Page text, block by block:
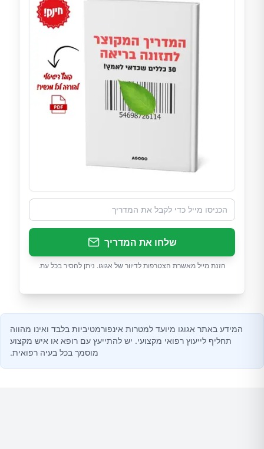
שלחו את המדריך
הזנת מייל מאשרת הצטרפות לדיוור של אגוגו. ניתן להסיר בכל עת.
המידע באתר אגוגו מיועד למטרות אינפורמטיביות בלבד ואינו מהווה
תחליף לייעוץ רפואי מקצועי. יש להתייעץ עם רופא או איש מקצוע
מוסמך בכל בעיה רפואית.